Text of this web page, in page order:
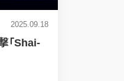
2025.09.18
「Shai-